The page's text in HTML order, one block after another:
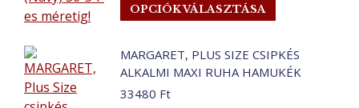
választhatók
ki
OPCIÓK VÁLASZTÁSA
a
terméknek
több
variációja
MARGARET, PLUS SIZE CSIPKÉS
ALKALMI MAXI RUHA HAMUKÉK
33480 Ft